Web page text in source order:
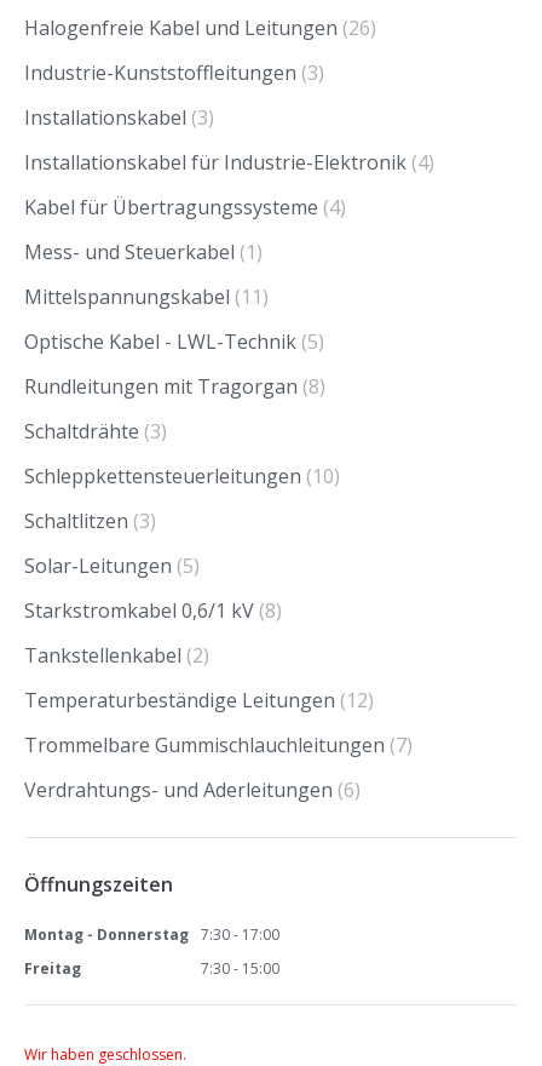
Halogenfreie Kabel und Leitungen (26)
Industrie-Kunststoffleitungen (3)
Installationskabel (3)
Installationskabel für Industrie-Elektronik (4)
Kabel für Übertragungssysteme (4)
Mess- und Steuerkabel (1)
Mittelspannungskabel (11)
Optische Kabel - LWL-Technik (5)
Rundleitungen mit Tragorgan (8)
Schaltdrähte (3)
Schleppkettensteuerleitungen (10)
Schaltlitzen (3)
Solar-Leitungen (5)
Starkstromkabel 0,6/1 kV (8)
Tankstellenkabel (2)
Temperaturbeständige Leitungen (12)
Trommelbare Gummischlauchleitungen (7)
Verdrahtungs- und Aderleitungen (6)
Öffnungszeiten
Montag - Donnerstag 7:30 - 17:00
Freitag
7:30 - 15:00
Wir haben geschlossen.